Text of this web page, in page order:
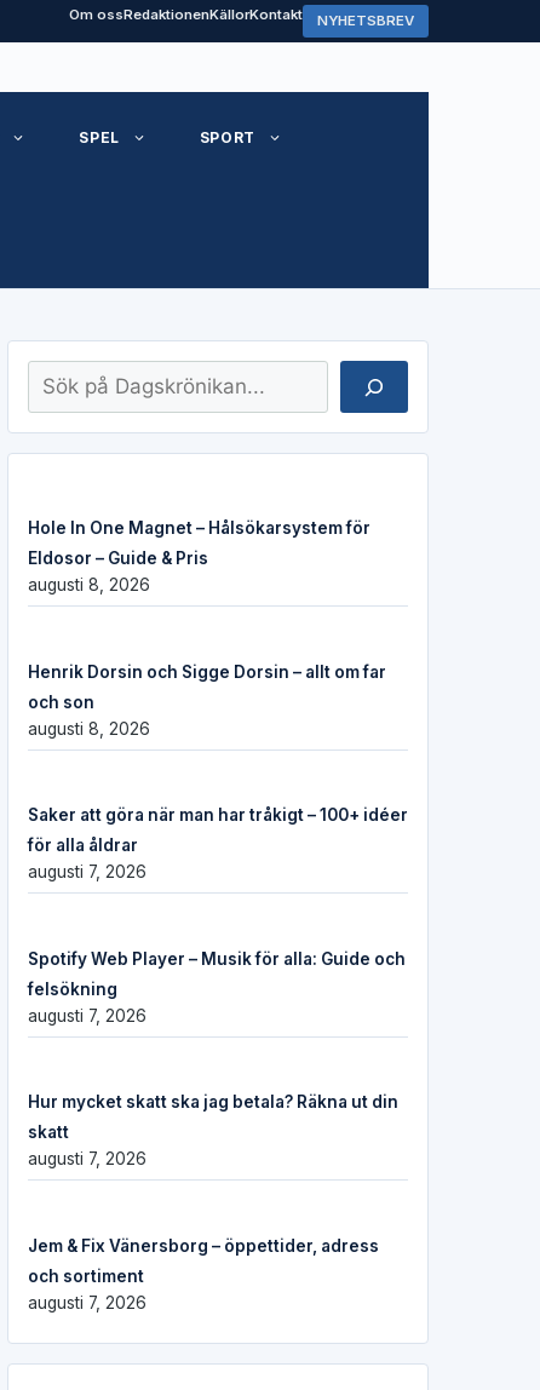
Om ossRedaktionenKällorKontakt NYHETSBREV
SPEL SPORT
Sök
Hole In One Magnet – Hålsökarsystem för
Eldosor – Guide & Pris
augusti 8, 2026
Henrik Dorsin och Sigge Dorsin – allt om far
och son
augusti 8, 2026
Saker att göra när man har tråkigt – 100+ idéer
för alla åldrar
augusti 7, 2026
Spotify Web Player – Musik för alla: Guide och
felsökning
augusti 7, 2026
Hur mycket skatt ska jag betala? Räkna ut din
skatt
augusti 7, 2026
Jem & Fix Vänersborg – öppettider, adress
och sortiment
augusti 7, 2026